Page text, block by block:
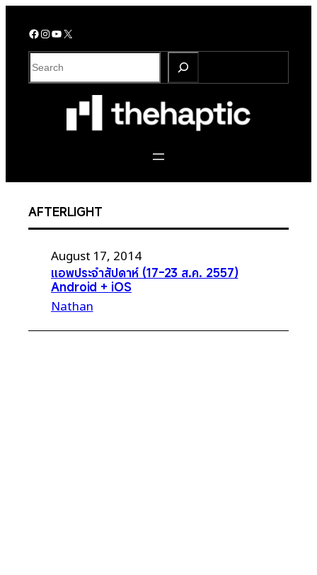
Facebook InstagramYouTube X
S
e
AFTERLIGHT
August 17, 2014
แอพประจำสัปดาห์ (17-23 ส.ค. 2557)
Android + iOS
Nathan